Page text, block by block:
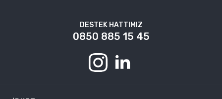
DESTEK HATTIMIZ
0850 885 15 45